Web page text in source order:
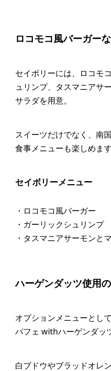
ロコモコ風バーガー
セイボリーには、ロコモ
ュリンプ、タスマニアサ
サラダを用意。
スイーツだけでなく、南
食事メニューも楽しめます
セイボリーメニュー
・ロコモコ風バーガー
・ガーリックシュリンプ
・タスマニアサーモンと
ハーゲンダッツ使用
オプションメニューとし
パフェ withハーゲンダッ
白ブドウやブラッドオレ